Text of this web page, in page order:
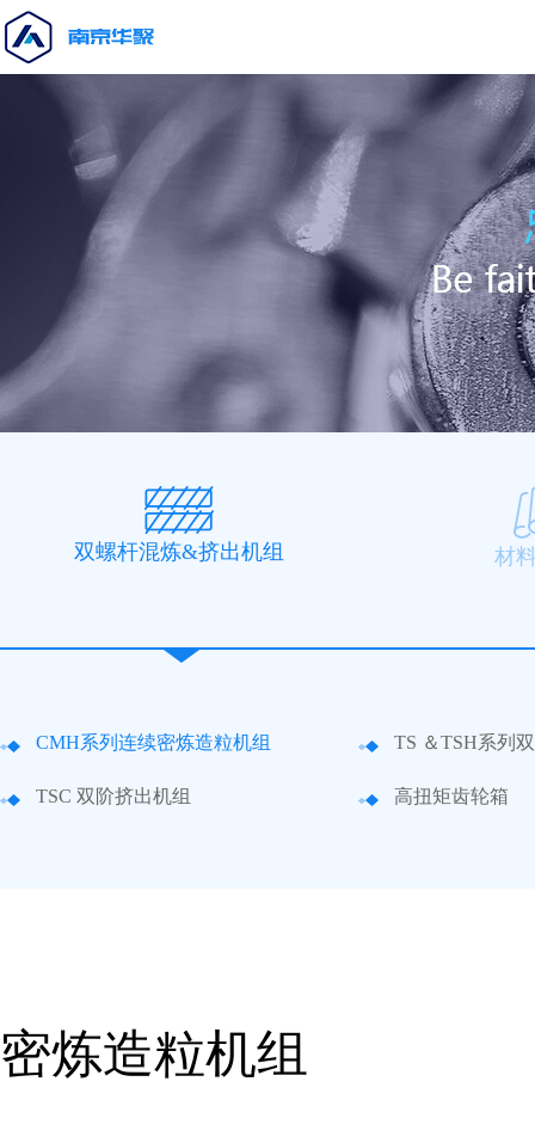
双螺杆混炼&挤出机组 材
CMH系列连续密炼造粒机组 TS ＆TSH系列
TSC 双阶挤出机组 高扭矩齿轮箱
密炼造粒机组